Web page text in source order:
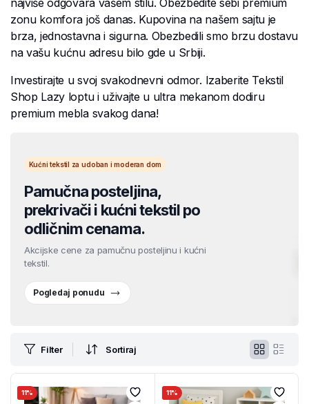
najviše odgovara vašem stilu. Obezbedite sebi premium
zonu komfora još danas. Kupovina na našem sajtu je
brza, jednostavna i sigurna. Obezbedili smo brzu dostavu
na vašu kućnu adresu bilo gde u Srbiji.
Investirajte u svoj svakodnevni odmor. Izaberite Tekstil
Shop Lazy loptu i uživajte u ultra mekanom dodiru
premium mebla svakog dana!
Kućni tekstil za udoban i moderan dom
Pamučna posteljina,
prekrivači i kućni tekstil po
odličnim cenama.
Akcijske cene za pamučnu posteljinu i kućni
tekstil.
Pogledaj ponudu
Filter Sortiraj
11% 11%